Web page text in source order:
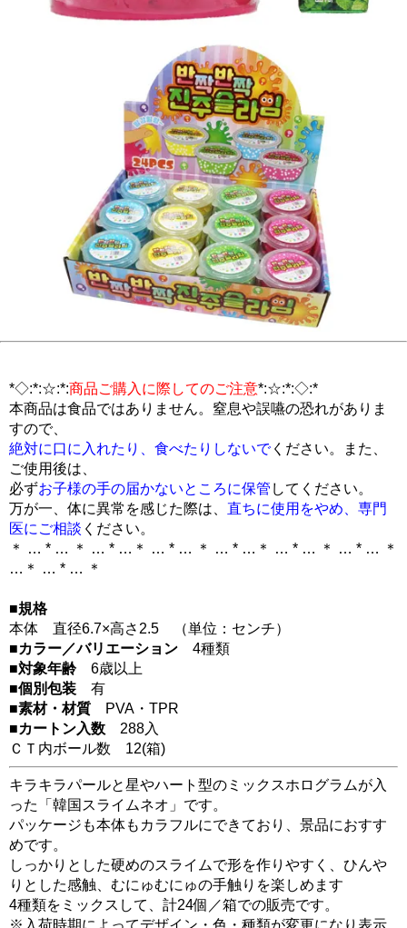
*◇:*:☆:*:商品ご購入に際してのご注意*:☆:*:◇:*
本商品は食品ではありません。窒息や誤嚥の恐れがありま
すので、
絶対に口に入れたり、食べたりしないでください。また、
ご使用後は、
必ずお子様の手の届かないところに保管 してください。
万が一、体に異常を感じた際は、 直ちに使用をやめ、専門
医にご相談 ください。
＊ … * … ＊ … * …＊ … * … ＊ … * …＊ … * … ＊ … * … ＊
…＊ … * … ＊
■規格
本体 直径6.7×高さ2.5 （単位：センチ）
■カラー／バリエーション 4種類
■対象年齢 6歳以上
■個別包装 有
■素材・材質 PVA・TPR
■カートン入数 288入
ＣＴ内ボール数 12(箱)
キラキラパールと星やハート型のミックスホログラムが入
った「韓国スライムネオ」です。
パッケージも本体もカラフルにできており、景品におすす
めです。
しっかりとした硬めのスライムで形を作りやすく、ひんや
りとした感触、むにゅむにゅの手触りを楽しめます
4種類をミックスして、計24個／箱での販売です。